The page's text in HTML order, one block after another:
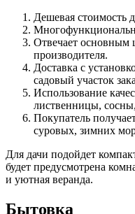
Дешевая стоимость
Отвечает основным
производителя.
Доставка с
садовый участок
Использование
лиственницы,
Покупатель
суровых, зимних
Для дачи подойдет
будет предусмотрена
и уютная веранда.
Бытовка